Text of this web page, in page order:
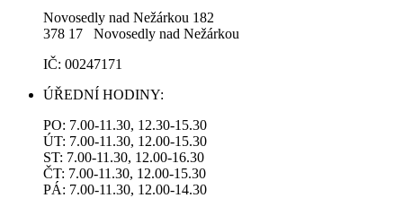
Novosedly nad Nežárkou 182
378 17 Novosedly nad Nežárkou
IČ: 00247171
ÚŘEDNÍ HODINY:
PO: 7.00-11.30, 12.30-15.30
ÚT: 7.00-11.30, 12.00-15.30
ST: 7.00-11.30, 12.00-16.30
ČT: 7.00-11.30, 12.00-15.30
PÁ: 7.00-11.30, 12.00-14.30